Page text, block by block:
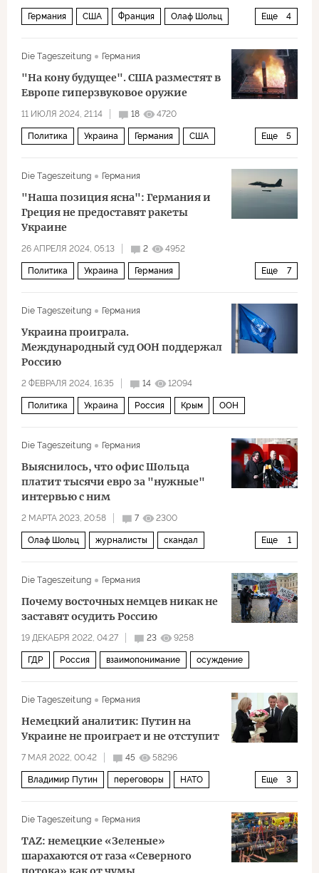
Еще 4
Германия США Франция Олаф Шольц
Die Tageszeitung Германия
"На кону будущее". США разместят в
Европе гиперзвуковое оружие
11 ИЮЛЯ 2024, 21:14 18 4720
Еще 5
Политика Украина Германия США
Die Tageszeitung Германия
"Наша позиция ясна": Германия и
Греция не предоставят ракеты
Украине
26 АПРЕЛЯ 2024, 05:13 2 4952
Еще 7
Политика Украина Германия
Die Tageszeitung Германия
Украина проиграла.
Международный суд ООН поддержал
Россию
2 ФЕВРАЛЯ 2024, 16:35 14 12094
Политика Украина Россия Крым ООН
Die Tageszeitung Германия
Выяснилось, что офис Шольца
платит тысячи евро за "нужные"
интервью с ним
2 МАРТА 2023, 20:58 7 2300
Еще 1
Олаф Шольц журналисты скандал
Die Tageszeitung
Германия
Почему восточных немцев никак не
заставят осудить Россию
19 ДЕКАБРЯ 2022, 04:27 23 9258
ГДР Россия взаимопонимание осуждение
Die Tageszeitung Германия
Немецкий аналитик: Путин на
Украине не проиграет и не отступит
7 МАЯ 2022, 00:42 45 58296
Еще 3
Владимир Путин переговоры НАТО
Die Tageszeitung
Германия
TAZ: немецкие «Зеленые»
шарахаются от газа «Северного